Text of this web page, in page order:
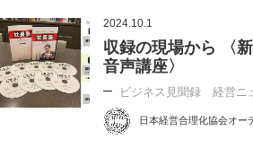
2024.10.1
収録の現場から 〈
音声講座〉
ビジネス見聞録 経営ニ
日本経営合理化協会オー